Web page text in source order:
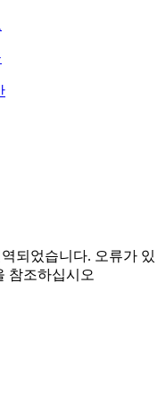
되었습니다. 오류가 있
참조하십시오